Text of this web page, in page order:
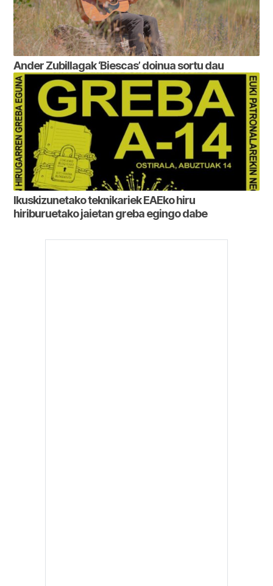
Ander Zubillagak ‘Biescas’ doinua sortu dau
Ikuskizunetako teknikariek EAEko hiru
hiriburuetako jaietan greba egingo dabe